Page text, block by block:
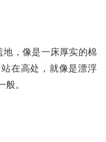
，像是一床厚实的棉
在高处，就像是漂浮
。